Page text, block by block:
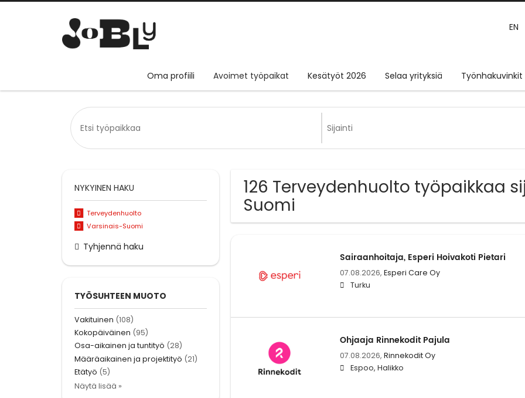
EN
Oma profiili Avoimet työpaikat Kesätyöt 2026 Selaa yrityksiä Työnhakuvinkit
126 Terveydenhuolto työpaikkaa
Suomi
Sairaanhoitaja, Esperi Hoivakoti Pietari
07.08.2026, Esperi Care Oy
Turku
Ohjaaja Rinnekodit Pajula
07.08.2026, Rinnekodit Oy
Espoo, Halikko
NYKYINEN HAKU
Terveydenhuolto
Varsinais-Suomi
Tyhjennä haku
TYÖSUHTEEN MUOTO
Vakituinen (108)
Kokopäiväinen (95)
Osa-aikainen ja tuntityö (28)
Määräaikainen ja projektityö (21)
Etätyö (5)
Näytä lisää »